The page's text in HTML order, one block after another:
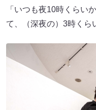
「いつも夜10時くらい
て、（深夜の）3時くら